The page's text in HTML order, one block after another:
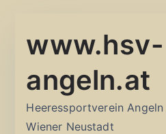
Inhalt
www.hsv-
angeln.at
Heeressportverein Angeln
Wiener Neustadt